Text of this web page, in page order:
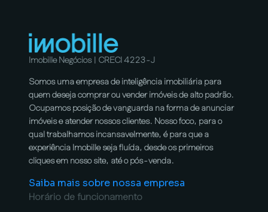
Imobille Negócios | CRECI 4223-J
Somos uma empresa de inteligência imobiliária para
quem deseja comprar ou vender imóveis de alto padrão.
Ocupamos posição de vanguarda na forma de anunciar
imóveis e atender nossos clientes. Nosso foco, para o
qual trabalhamos incansavelmente, é para que a
experiência Imobille seja fluída, desde os primeiros
cliques em nosso site, até o pós-venda.
Saiba mais sobre nossa empresa
Horário de funcionamento